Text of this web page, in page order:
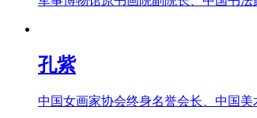
孔紫
中国女画家协会终身名誉会长、中国美